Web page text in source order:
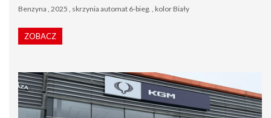
Benzyna , 2025 , skrzynia automat 6-bieg. , kolor Biały
ZOBACZ